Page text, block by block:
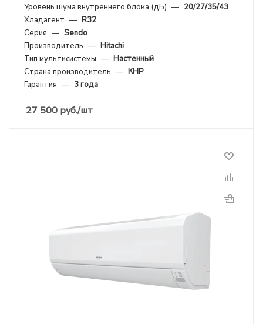
Уровень шума внутреннего блока (дБ) — 20/27/35/43
Хладагент — R32
Серия — Sendo
Производитель — Hitachi
Тип мультисистемы — Настенный
Страна производитель — КНР
Гарантия — 3 года
27 500 руб./шт